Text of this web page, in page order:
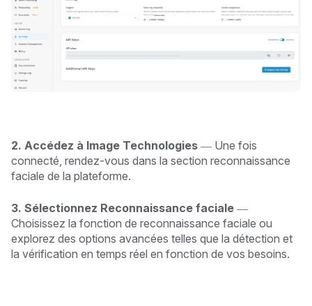
2. Accédez à Image Technologies — Une fois
connecté, rendez-vous dans la section reconnaissance
faciale de la plateforme.
3. Sélectionnez Reconnaissance faciale —
Choisissez la fonction de reconnaissance faciale ou
explorez des options avancées telles que la détection et
la vérification en temps réel en fonction de vos besoins.